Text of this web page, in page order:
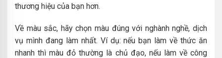
thương hiệu của bạn hơn.
Về màu sắc, hãy chọn màu đúng với nghành nghề, dịch
vụ mình đang làm nhất. Ví dụ: nếu bạn làm về thức ăn
nhanh thì màu đỏ thường là chủ đạo, nếu làm về công